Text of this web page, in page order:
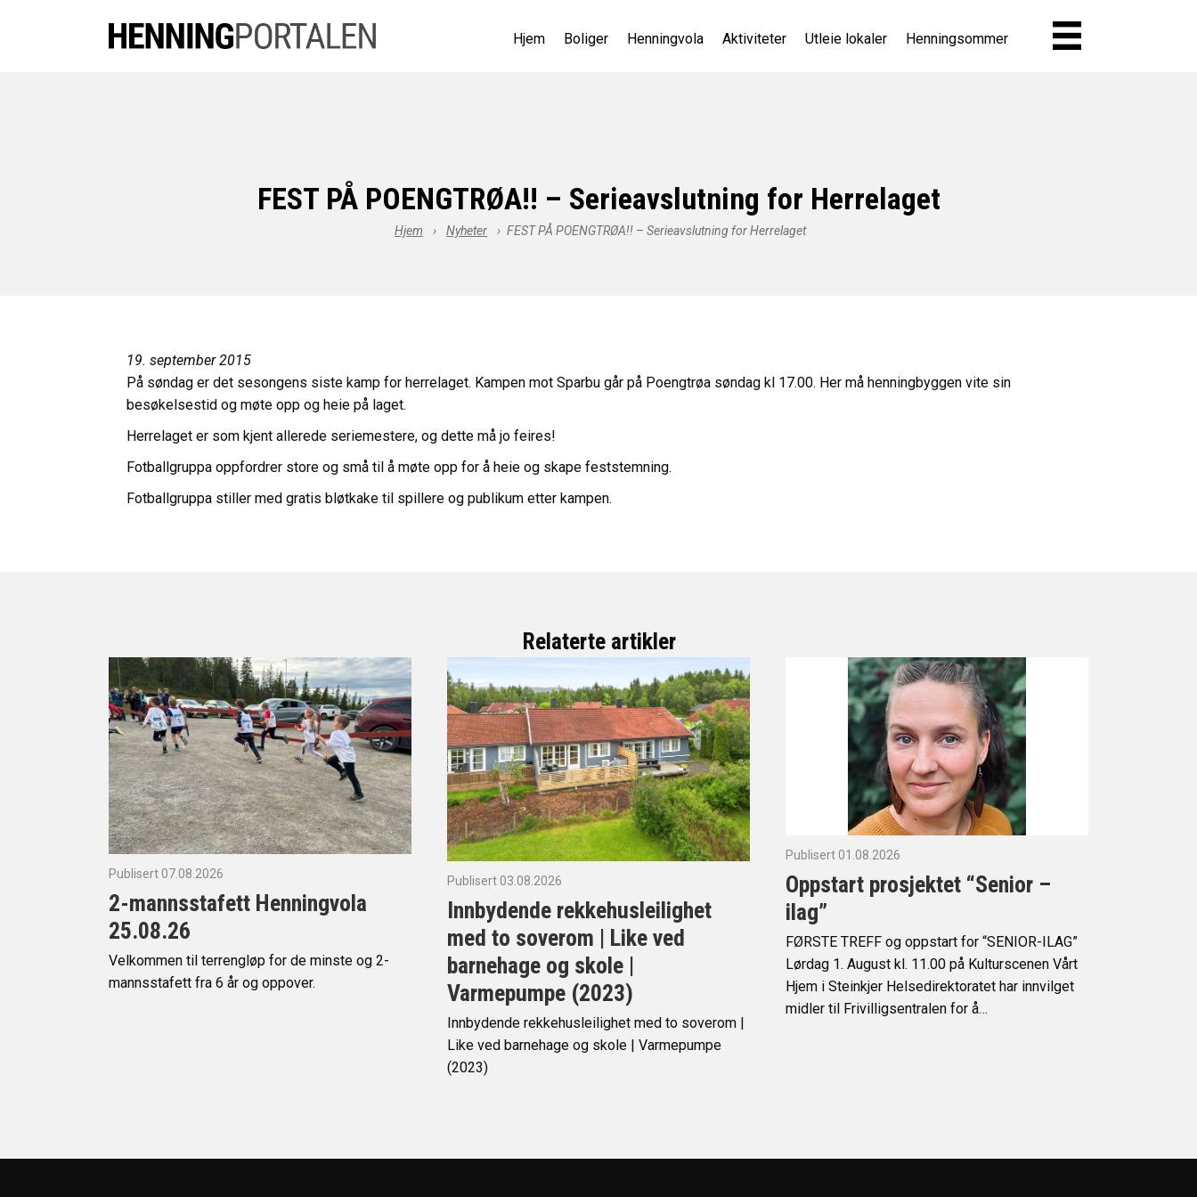
Hjem Boliger Henningvola Aktiviteter Utleie lokaler Henningsommer
FEST PÅ POENGTRØA!! – Serieavslutning for Herrelaget
Hjem › Nyheter › FEST PÅ POENGTRØA!! – Serieavslutning for Herrelaget
19. september 2015
På søndag er det sesongens siste kamp for herrelaget. Kampen mot Sparbu går på Poengtrøa søndag kl 17.00. Her må henningbyggen vite sin
besøkelsestid og møte opp og heie på laget.
Herrelaget er som kjent allerede seriemestere, og dette må jo feires!
Fotballgruppa oppfordrer store og små til å møte opp for å heie og skape feststemning.
Fotballgruppa stiller med gratis bløtkake til spillere og publikum etter kampen.
Relaterte artikler
Publisert 07.08.2026
2-mannsstafett Henningvola
25.08.26
Velkommen til terrengløp for de minste og 2-
mannsstafett fra 6 år og oppover.
Publisert 03.08.2026
Innbydende rekkehusleilighet
med to soverom | Like ved
barnehage og skole |
Varmepumpe (2023)
Innbydende rekkehusleilighet med to soverom |
Like ved barnehage og skole | Varmepumpe
(2023)
Publisert 01.08.2026
Oppstart prosjektet “Senior –
ilag”
FØRSTE TREFF og oppstart for “SENIOR-ILAG”
Lørdag 1. August kl. 11.00 på Kulturscenen Vårt
Hjem i Steinkjer Helsedirektoratet har innvilget
midler til Frivilligsentralen for å…